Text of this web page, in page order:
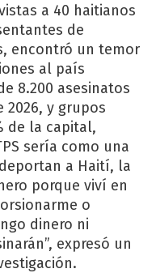
a 40 haitianos
de
encontró un temor
al país
8.200 asesinatos
2026, y grupos
de la capital,
sería como una
a Haití, la
porque viví en
o
dinero ni
expresó un